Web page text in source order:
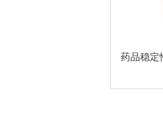
药品稳定